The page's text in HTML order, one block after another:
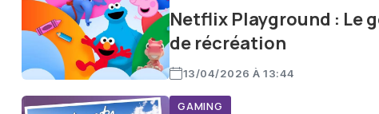
Netflix Playground : Le
de récréation
13/04/2026 À 13:44
GAMING